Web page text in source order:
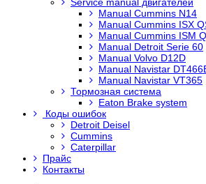
Manual Cummins N14
Manual Cummins ISX
Manual Cummins ISM
Manual Detroit Serie 60
Manual Volvo D12D
Manual Navistar
Manual Navistar VT365
Тормозная система
Eaton Brake system
Коды ошибок
Detroit Deisel
Cummins
Caterpillar
Прайс
Контакты